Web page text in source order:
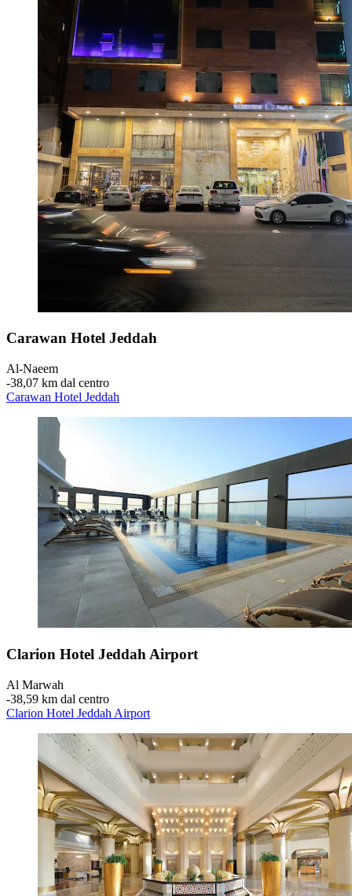
Carawan Hotel Jeddah
Al-Naeem
‐38,07 km dal centro
Carawan Hotel Jeddah
Clarion Hotel Jeddah Airport
Al Marwah
‐38,59 km dal centro
Clarion Hotel Jeddah Airport